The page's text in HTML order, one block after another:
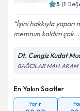
5 (1
İşini hakkıyla
memnun kaldım çok...
Dt. Cengiz Kudat
BAĞCILAR MAH. ARAM
En Yakın Saatler
Yarın